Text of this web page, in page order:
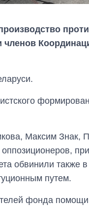
членов
Максим Знак,
обвинили также в
путем.
фонда помощи